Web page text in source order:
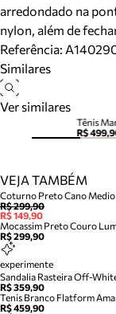
arredondado na
nylon, além de
Referência:
Similares
Ver similares
Tênis
R$
VEJA TAMBÉM
Coturno Preto Cano
R$ 299,90
R$ 149,90
Mocassim Preto Couro
R$ 299,90
experimente
Sandalia Rasteira Off-
R$ 359,90
Tenis Branco Flatform
R$ 459,90